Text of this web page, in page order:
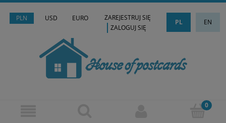
PLN USD EURO PL EN
ZAREJESTRUJ SIĘ
ZALOGUJ SIĘ